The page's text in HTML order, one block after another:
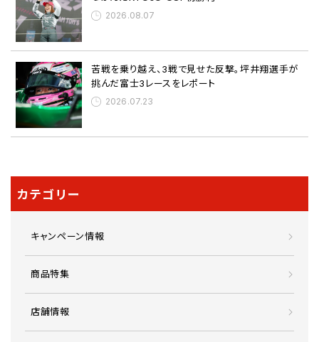
2026.08.07
苦戦を乗り越え、3戦で見せた反撃。坪井翔選手が
挑んだ富士3レースをレポート
2026.07.23
カテゴリー
キャンペーン情報
商品特集
店舗情報